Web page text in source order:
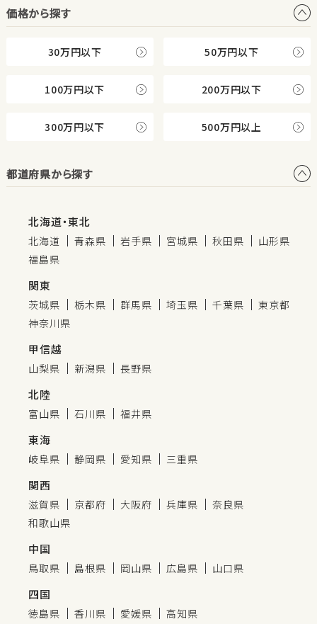
価格から探す
30万円以下 50万円以下
100万円以下 200万円以下
300万円以下 500万円以上
都道府県から探す
北海道・東北
北海道 青森県 岩手県 宮城県 秋田県
山形県
福島県
関東
茨城県 栃木県 群馬県 埼玉県 千葉県
東京都
神奈川県
甲信越
山梨県 新潟県 長野県
北陸
富山県 石川県 福井県
東海
岐阜県 静岡県 愛知県 三重県
関西
滋賀県 京都府 大阪府 兵庫県
奈良県
和歌山県
中国
鳥取県 島根県 岡山県 広島県 山口県
四国
徳島県 香川県 愛媛県 高知県